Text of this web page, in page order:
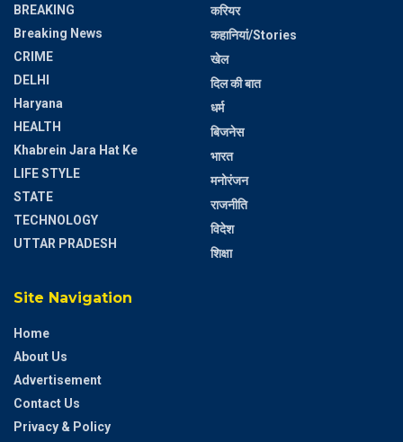
BREAKING
Breaking News
CRIME
DELHI
Haryana
HEALTH
Khabrein Jara Hat Ke
LIFE STYLE
STATE
TECHNOLOGY
UTTAR PRADESH
करियर
कहानियां/Stories
खेल
दिल की बात
धर्म
बिजनेस
भारत
मनोरंजन
राजनीति
विदेश
शिक्षा
Site Navigation
Home
About Us
Advertisement
Contact Us
Privacy & Policy